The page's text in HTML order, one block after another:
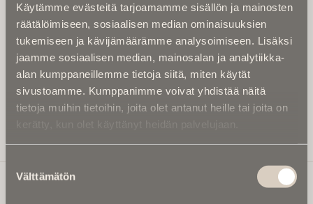
Käytämme evästeitä tarjoamamme sisällön ja mainosten
räätälöimiseen, sosiaalisen median ominaisuuksien
tukemiseen ja kävijämäärämme analysoimiseen. Lisäksi
jaamme sosiaalisen median, mainosalan ja analytiikka-
alan kumppaneillemme tietoja siitä, miten käytät
sivustoamme. Kumppanimme voivat yhdistää näitä
tietoja muihin tietoihin, joita olet antanut heille tai joita on
kerätty, kun olet käyttänyt heidän palvelujaan.
valinta
Välttämätön
etteivät kiinnostavat artikkelit jää huomaamatta.
Uutiskirje on maksuton eikä se velvoita mihinkään.
Kirjoita tähän sähköpostiosoite, johon haluat uutiskirjeen
tulevan:
Tilaa Uutiskirje